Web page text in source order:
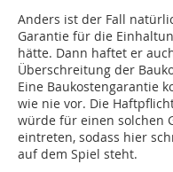
Anders ist der Fall
Garantie für die
hätte. Dann haftet er
Überschreitung der
Eine Baukostengarantie
wie nie vor. Die
würde für einen solchen
eintreten, sodass hier
auf dem Spiel steht.